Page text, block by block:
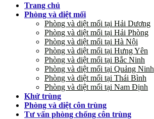
Trang chủ
Phòng và diệt mối
Phòng và diệt mối tại Hải Dương
Phòng và diệt mối tại Hải Phòng
Phòng và diệt mối tại Hà Nội
Phòng và diệt mối tại Hưng Yên
Phòng và diệt mối tại Bắc Ninh
Phòng và diệt mối tại Quảng Ninh
Phòng và diệt mối tại Thái Bình
Phòng và diệt mối tại Nam Định
Khử trùng
Phòng và diệt côn trùng
Tư vấn phòng chống côn trùng